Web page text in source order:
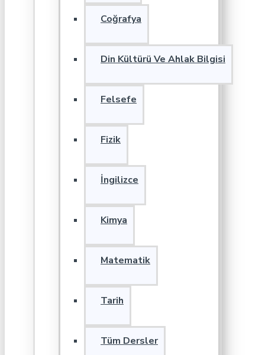
Coğrafya
Din Kültürü Ve Ahlak Bilgisi
Felsefe
Fizik
İngilizce
Kimya
Matematik
Tarih
Tüm Dersler